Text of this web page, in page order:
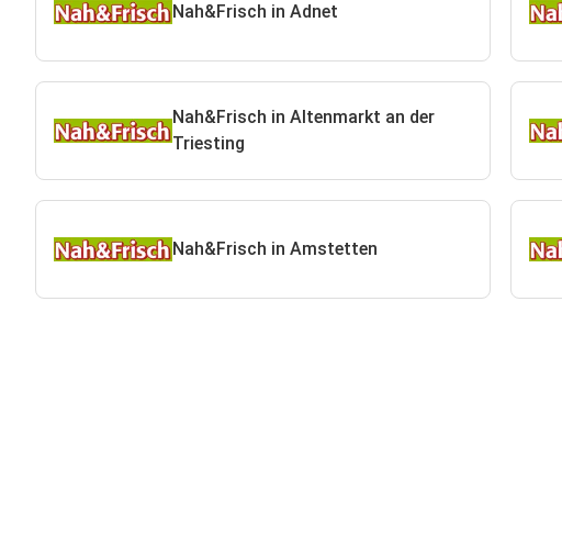
Nah&Frisch in Adnet
Nah&Frisch in Altenmarkt an der
Triesting
Nah&Frisch in Amstetten